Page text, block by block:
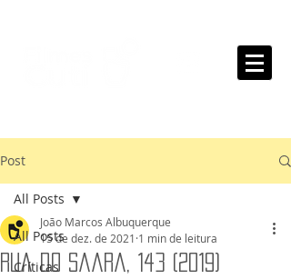
Post
All Posts
Críticas
All Posts
Rua do Saara, 143 (2019)
João Marcos Albuquerque
15 de dez. de 2021 1 min de leitura